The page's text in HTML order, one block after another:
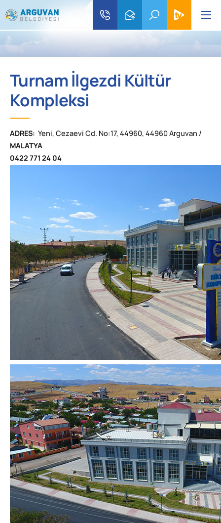
Turnam İlgezdi Kültür
Kompleksi
ADRES: Yeni, Cezaevi Cd. No:17, 44960, 44960 Arguvan /
MALATYA
0422 771 24 04